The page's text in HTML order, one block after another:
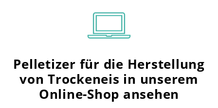
Pelletizer für die Herstellung
von Trockeneis in unserem
Online-Shop ansehen